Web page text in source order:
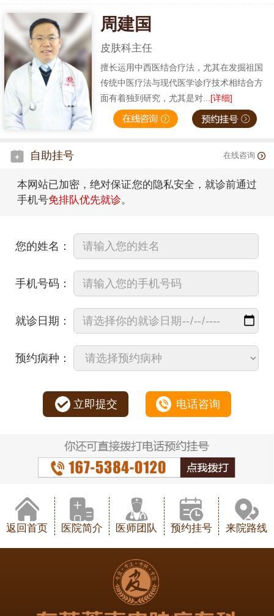
周建国
皮肤科主任
擅长运用中西医结合疗法，尤其在发掘祖国
传统中医疗法与现代医学诊疗技术相结合方
面有着独到研究，尤其是对...[详细]
自助挂号 在线咨询
本网站已加密，绝对保证您的隐私安全，就诊前通过
手机号免排队优先就诊。
您的姓名：
手机号码：
就诊日期：
预约病种：
立即提交 电话咨询
返回首页 医院简介 医师团队 预约挂号 来院路线